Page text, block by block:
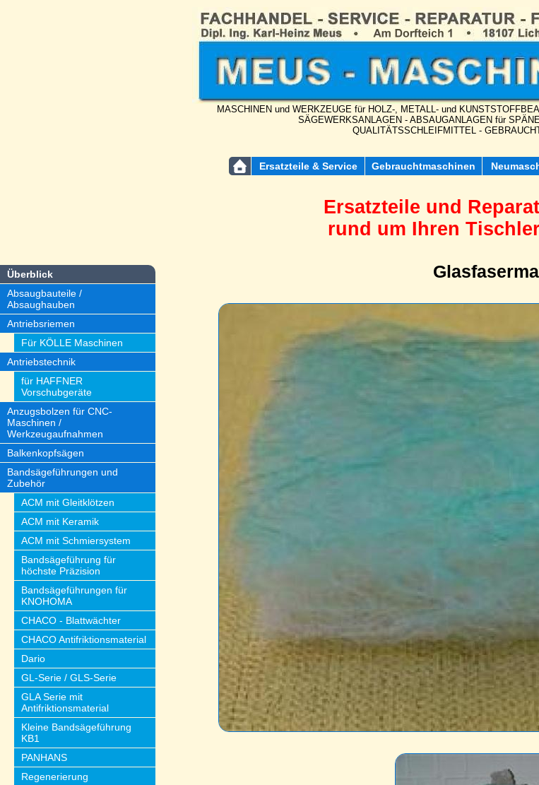
MASCHINEN und WERKZEUGE für HOLZ-, METALL- und
SÄGEWERKSANLAGEN - ABSAUGANLAGEN für
QUALITÄTSSCHLEIFMITTEL -
Ersatzteile & Service Gebrauchtmaschinen
Ersatzteile und
rund um Ihren
Überblick
Absaugbauteile /
Absaughauben
Antriebsriemen
Für KÖLLE Maschinen
Antriebstechnik
für HAFFNER
Vorschubgeräte
Anzugsbolzen für CNC-
Maschinen /
Werkzeugaufnahmen
Balkenkopfsägen
Bandsägeführungen und
Zubehör
ACM mit Gleitklötzen
ACM mit Keramik
ACM mit Schmiersystem
Bandsägeführung für
höchste Präzision
Bandsägeführungen für
KNOHOMA
CHACO - Blattwächter
CHACO Antifriktionsmaterial
Dario
GL-Serie / GLS-Serie
GLA Serie mit
Antifriktionsmaterial
Kleine Bandsägeführung
KB1
PANHANS
Regenerierung